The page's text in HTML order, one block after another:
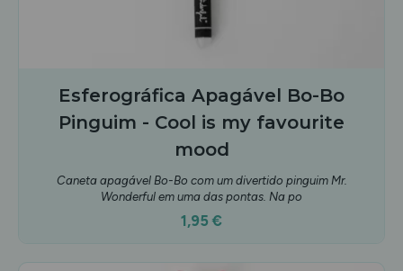
Esferográfica Apagável Bo-Bo
Pinguim - Cool is my favourite
mood
Caneta apagável Bo-Bo com um divertido pinguim Mr.
Wonderful em uma das pontas. Na po
1,95 €